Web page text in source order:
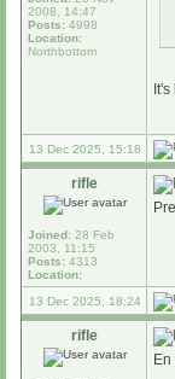
2008, 14:47
Posts: 4998
Location:
Northbottom
13 Dec 2025, 15:18
rifle
Joined: 28 Feb
2003, 11:15
Posts: 4313
Location:
13 Dec 2025, 18:24
rifle